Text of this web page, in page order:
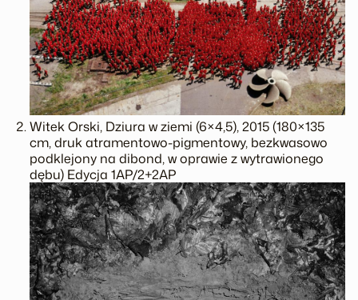
Witek Orski, Dziura w ziemi (6×4,5), 2015 (180×135
cm, druk atramentowo-pigmentowy, bezkwasowo
podklejony na dibond, w oprawie z wytrawionego
dębu) Edycja 1AP/2+2AP